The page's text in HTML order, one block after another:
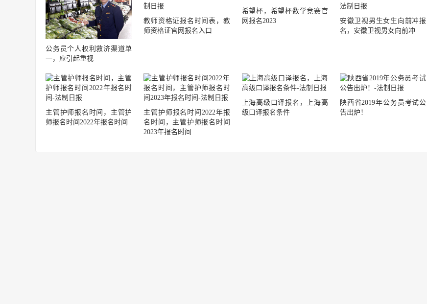
公务员个人权利救济渠道单
一，应引起重视
教师资格证报名时间表，教
师资格证官网报名入口
希望杯，希望杯数学竞赛官
网报名2023
安徽卫视男生女生向前冲报
名，安徽卫视男女向前冲
主管护师报名时间，主管护
师报名时间2022年报名时间
主管护师报名时间2022年报
名时间，主管护师报名时间
2023年报名时间
上海高级口译报名，上海高
级口译报名条件
陕西省2019年公务员考试公
告出炉！